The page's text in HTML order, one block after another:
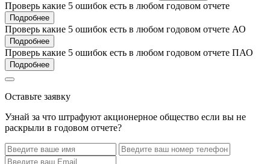
Проверь какие 5 ошибок есть в любом годовом отчете
Подробнее
Проверь какие 5 ошибок есть в любом годовом отчете АО
Подробнее
Проверь какие 5 ошибок есть в любом годовом отчете ПАО
Подробнее
Оставьте заявку
Узнай за что штрафуют акционерное общество если вы не
раскрыли в годовом отчете?